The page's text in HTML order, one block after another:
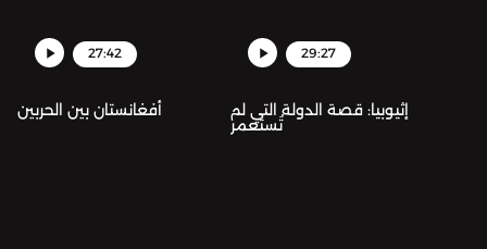
27:42
أفغانستان بين الحربين
29:27
إثيوبيا: قصة الدولة التي لم
تُستعمر